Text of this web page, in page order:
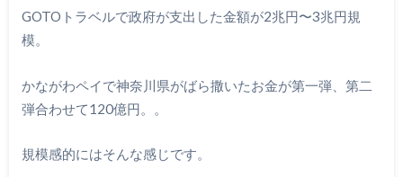
GOTOトラベルで政府が支出した金額が2兆円〜3兆円規
模。
かながわペイで神奈川県がばら撒いたお金が第一弾、第二
弾合わせて120億円。。
規模感的にはそんな感じです。